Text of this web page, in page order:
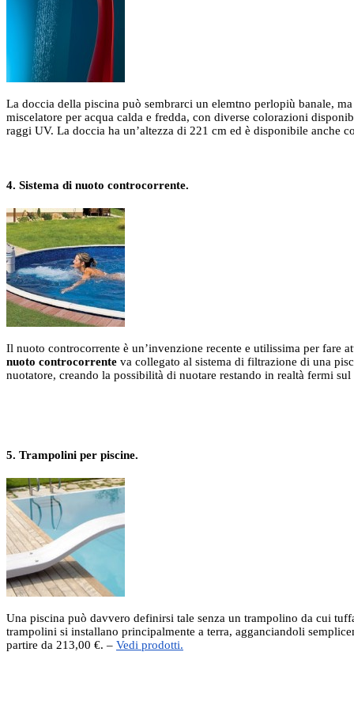
La doccia della piscina può sembrarci un elemtno perlopiù banale,
miscelatore per acqua calda e fredda, con diverse colorazioni
raggi UV. La doccia ha un’altezza di 221 cm ed è disponibile anche
4. Sistema di nuoto controcorrente.
Il nuoto controcorrente è un’invenzione recente e utilissima per fare
nuoto controcorrente va collegato al sistema di filtrazione di una
nuotatore, creando la possibilità di nuotare restando in realtà fermi
5. Trampolini per piscine.
Una piscina può davvero definirsi tale senza un trampolino da cui
trampolini si installano principalmente a terra, agganciandoli
partire da 213,00 €. – Vedi prodotti.